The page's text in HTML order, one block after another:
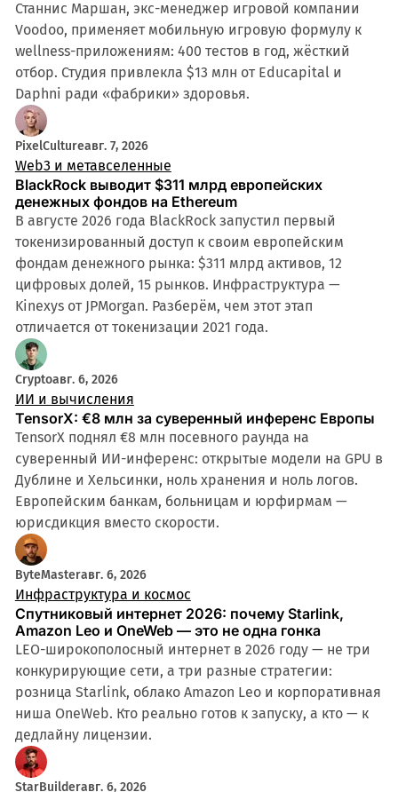
Станнис Маршан, экс-менеджер игровой компании
Voodoo, применяет мобильную игровую формулу к
wellness-приложениям: 400 тестов в год, жёсткий
отбор. Студия привлекла $13 млн от Educapital и
Daphni ради «фабрики» здоровья.
PixelCultureавг. 7, 2026
Web3 и метавселенные
BlackRock выводит $311 млрд европейских
денежных фондов на Ethereum
В августе 2026 года BlackRock запустил первый
токенизированный доступ к своим европейским
фондам денежного рынка: $311 млрд активов, 12
цифровых долей, 15 рынков. Инфраструктура —
Kinexys от JPMorgan. Разберём, чем этот этап
отличается от токенизации 2021 года.
Cryptoавг. 6, 2026
ИИ и вычисления
TensorX: €8 млн за суверенный инференс Европы
TensorX поднял €8 млн посевного раунда на
суверенный ИИ-инференс: открытые модели на GPU в
Дублине и Хельсинки, ноль хранения и ноль логов.
Европейским банкам, больницам и юрфирмам —
юрисдикция вместо скорости.
ByteMasterавг. 6, 2026
Инфраструктура и космос
Спутниковый интернет 2026: почему Starlink,
Amazon Leo и OneWeb — это не одна гонка
LEO-широкополосный интернет в 2026 году — не три
конкурирующие сети, а три разные стратегии:
розница Starlink, облако Amazon Leo и корпоративная
ниша OneWeb. Кто реально готов к запуску, а кто — к
дедлайну лицензии.
StarBuilderавг. 6, 2026